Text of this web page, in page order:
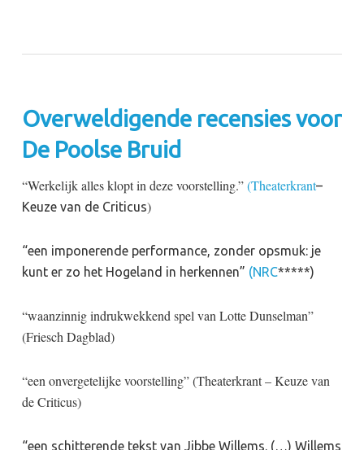
Overweldigende recensies voor
De Poolse Bruid
“Werkelijk alles klopt in deze voorstelling.”(Theaterkrant–
Keuze van de Criticus)
“een imponerende performance, zonder opsmuk: je
kunt er zo het Hogeland in herkennen” (NRC*****)
“waanzinnig indrukwekkend spel van Lotte Dunselman”
(Friesch Dagblad)
“een onvergetelijke voorstelling” (Theaterkrant – Keuze van
de Criticus)
“een schitterende tekst van Jibbe Willems. (…) Willems